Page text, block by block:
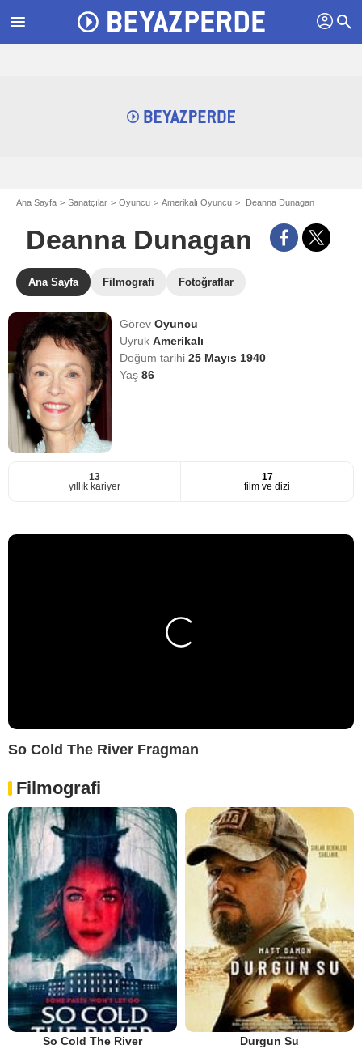
menu profil search
Ana Sayfa Sanatçılar Oyuncu Amerikalı Oyuncu Deanna Dunagan
Deanna Dunagan
Ana Sayfa Filmografi Fotoğraflar
GörevOyuncu
UyrukAmerikalı
Doğum tarihi25 Mayıs 1940
Yaş86
13
yıllık kariyer
17
film ve dizi
So Cold The River Fragman
Filmografi
So Cold The River Durgun Su